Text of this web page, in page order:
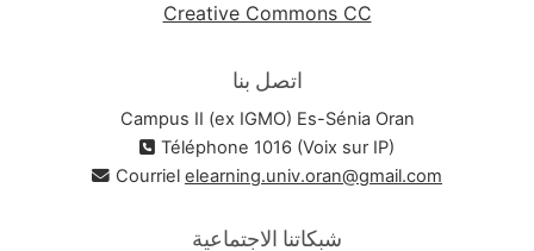
Creative Commons CC
اتصل بنا
Campus II (ex IGMO) Es-Sénia Oran
Téléphone 1016 (Voix sur IP)
Courriel elearning.univ.oran@gmail.com
شبكاتنا الاجتماعية